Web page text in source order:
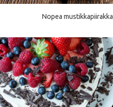
Nopea mustikkapiirakka